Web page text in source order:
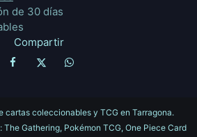
de 30 días
Compartir
cartas coleccionables y TCG en Tarragona.
Gathering, Pokémon TCG, One Piece Card